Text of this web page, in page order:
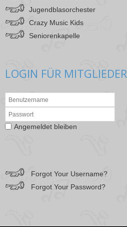
Jugendblasorchester
Crazy Music Kids
Seniorenkapelle
LOGIN FÜR MITGLIEDER
Angemeldet bleiben
Forgot Your Username?
Forgot Your Password?